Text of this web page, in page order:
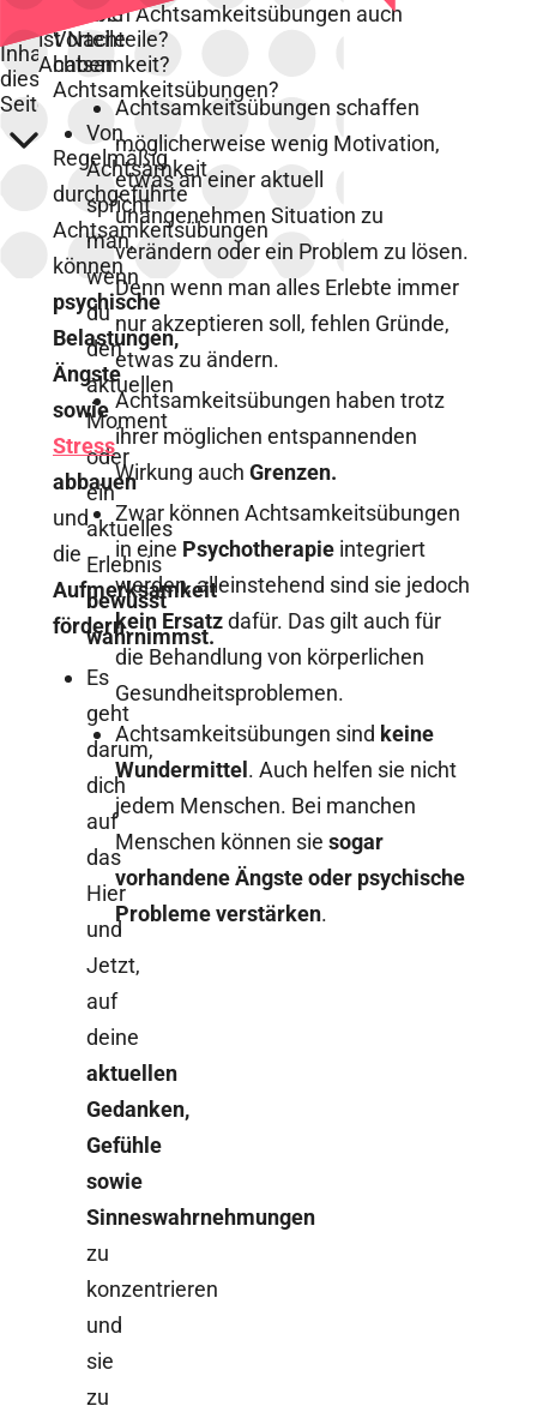
Inhalte
dieser
Seite
ist
Achtsamkeit?
Von
Achtsamkeit
spricht
man,
wenn
du
den
aktuellen
Moment
oder
ein
aktuelles
Erlebnis
bewusst
wahrnimmst.
Es
geht
darum,
dich
auf
das
Hier
und
Jetzt,
auf
deine
aktuellen
Gedanken,
Gefühle
sowie
Sinneswahrnehmungen
zu
konzentrieren
und
sie
zu
Welche
Vorteile
haben
Achtsamkeitsübungen?
Regelmäßig
durchgeführte
Achtsamkeitsübungen
können
psychische
Belastungen,
Ängste
sowie
Stress
abbauen
und
die
Aufmerksamkeit
fördern.
Haben Achtsamkeitsübungen auch
Nachteile?
Achtsamkeitsübungen schaffen
möglicherweise wenig Motivation,
etwas an einer aktuell
unangenehmen Situation zu
verändern oder ein Problem zu lösen.
Denn wenn man alles Erlebte immer
nur akzeptieren soll, fehlen Gründe,
etwas zu ändern.
Achtsamkeitsübungen haben trotz
ihrer möglichen entspannenden
Wirkung auch Grenzen.
Zwar können Achtsamkeitsübungen
in eine Psychotherapie integriert
werden, alleinstehend sind sie jedoch
kein Ersatzdafür. Das gilt auch für
die Behandlung von körperlichen
Gesundheitsproblemen.
Achtsamkeitsübungen sind keine
Wundermittel . Auch helfen sie nicht
jedem Menschen. Bei manchen
Menschen können sie sogar
vorhandene Ängste oder psychische
Probleme verstärken.